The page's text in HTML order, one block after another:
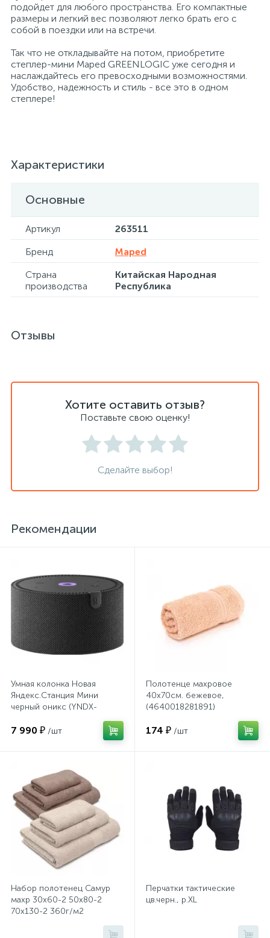
подойдет для любого пространства. Его компактные
размеры и легкий вес позволяют легко брать его с
собой в поездки или на встречи.
Так что не откладывайте на потом, приобретите
степлер-мини Maped GREENLOGIC уже сегодня и
наслаждайтесь его превосходными возможностями.
Удобство, надежность и стиль - все это в одном
степлере!
Характеристики
Основные
Артикул
263511
Бренд
Maped
Страна
производства
Китайская Народная
Республика
Отзывы
Хотите оставить отзыв?
Поставьте свою оценку!
Сделайте выбор!
Рекомендации
Умная колонка Новая
Яндекс.Станция Мини
черный оникс (YNDX-
7 990 ₽ /шт
Полотенце махровое
40х70см. бежевое,
(4640018281891)
174 ₽ /шт
Набор полотенец Самур
махр 30х60-2 50х80-2
70х130-2 360г/м2
Перчатки тактические
цв.черн., р.XL
Хлорсодержащие средства
Экспресс-контроль концентрации
дезсредств
Почтовые ящики
Приставки к столам
Сейфы взломостойкие
Сейфы гостиничные
2
Сейфы огнестойкие
Стеллажи
Столы
Стулья для посетителей
Стулья и табуреты
1
Тележки специализированные
Тумбы
Урны
Флаги
Фурнитура и комплектующие